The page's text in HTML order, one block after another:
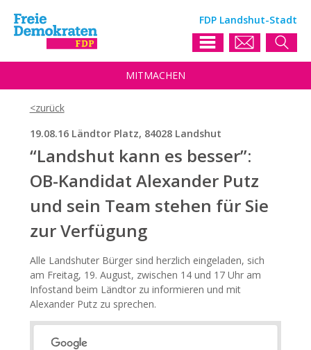
FDP Landshut-Stadt
MITMACHEN
19.08.16 Ländtor Platz, 84028 Landshut
“Landshut kann es besser”:
OB-Kandidat Alexander Putz
und sein Team stehen für Sie
zur Verfügung
Alle Landshuter Bürger sind herzlich eingeladen, sich
am Freitag, 19. August, zwischen 14 und 17 Uhr am
Infostand beim Ländtor zu informieren und mit
Alexander Putz zu sprechen.